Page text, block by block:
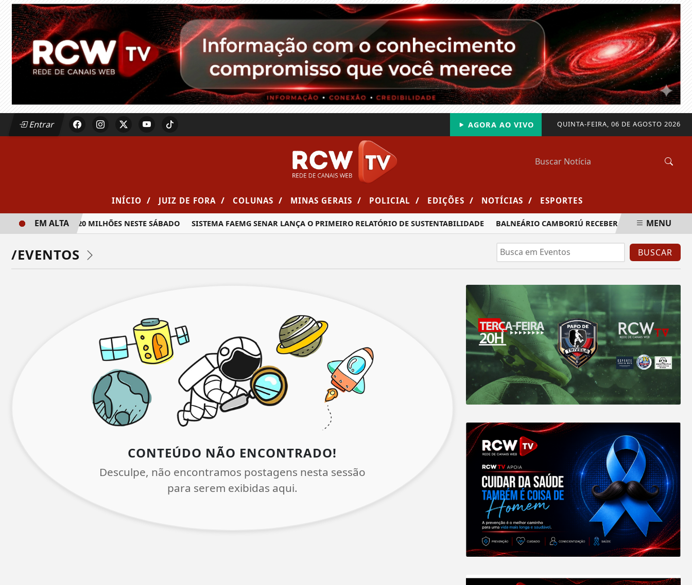
Entrar QUINTA-FEIRA, 06 DE AGOSTO 2026
AGORA AO VIVO
INÍCIO / JUIZ DE FORA / COLUNAS / MINAS GERAIS / POLICIAL / EDIÇÕES / NOTÍCIAS / ESPORTES
PRÊMIO DE R$ 20 MILHÕES NESTE SÁBADO SISTEMA FAEMG SENAR LANÇA O PRIMEIRO RELATÓRIO DE SUSTENTABILIDADE BALNEÁRIO CAMBORIÚ RECEBERÁ MAIS DE 120
EM ALTA MENU
/EVENTOS BUSCAR
CONTEÚDO NÃO ENCONTRADO!
Desculpe, não encontramos postagens nesta sessão
para serem exibidas aqui.